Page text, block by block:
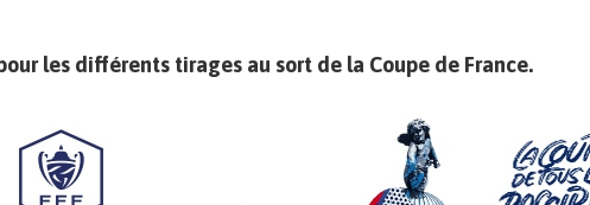
les différents tirages au sort de la Coupe de France.